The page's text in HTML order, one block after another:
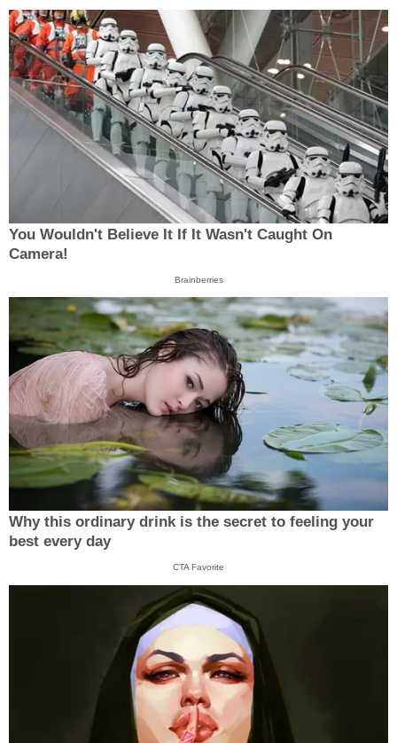
You Wouldn't Believe It If It Wasn't Caught On
Camera!
Brainberries
Why this ordinary drink is the secret to feeling your
best every day
CTA Favorite